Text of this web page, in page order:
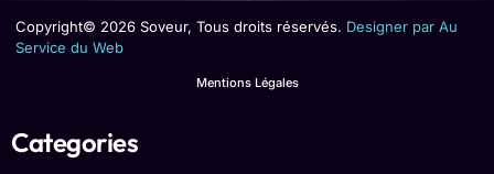
Copyright© 2026 Soveur, Tous droits réservés. Designer par Au
Service du Web
Mentions Légales
Categories